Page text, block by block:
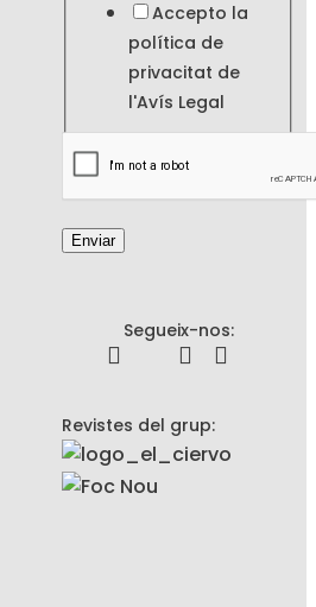
Accepto la
política de
privacitat de
l'Avís Legal
Enviar
Segueix-nos:
Revistes del grup: